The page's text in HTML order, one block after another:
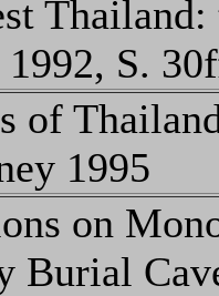
S.
of
1995
on
Burial